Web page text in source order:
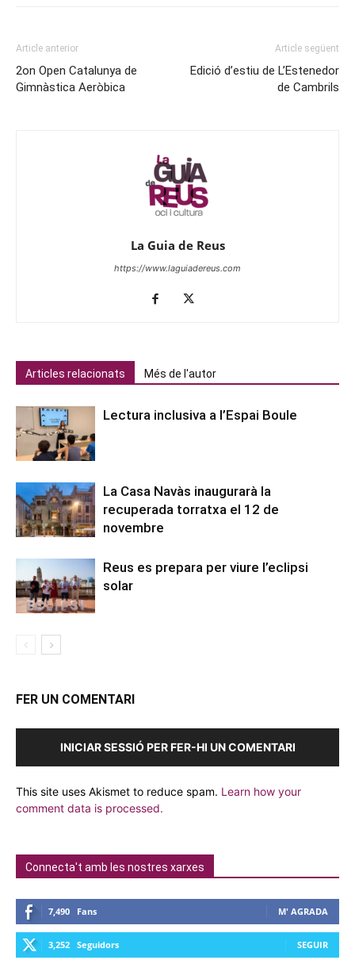
Article anterior
2on Open Catalunya de
Gimnàstica Aeròbica
Article següent
Edició d’estiu de L’Estenedor
de Cambrils
La Guia de Reus
https://www.laguiadereus.com
Articles relacionats Més de l'autor
Lectura inclusiva a l’Espai Boule
La Casa Navàs inaugurarà la
recuperada torratxa el 12 de
novembre
Reus es prepara per viure l’eclipsi
solar
FER UN COMENTARI
INICIAR SESSIÓ PER FER-HI UN COMENTARI
This site uses Akismet to reduce spam. Learn how your
comment data is processed.
Connecta't amb les nostres xarxes
7,490 Fans M' AGRADA
3,252 Seguidors SEGUIR